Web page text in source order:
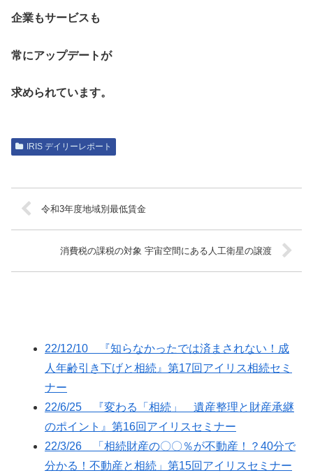
企業もサービスも
常にアップデートが
求められています。
IRIS デイリーレポート
令和3年度地域別最低賃金
消費税の課税の対象 宇宙空間にある人工衛星の譲渡
22/12/10 『知らなかったでは済まされない！成
人年齢引き下げと相続』第17回アイリス相続セミ
ナー
22/6/25 『変わる「相続」 遺産整理と財産承継
のポイント』第16回アイリスセミナー
22/3/26 「相続財産の〇〇％が不動産！？40分で
分かる！不動産と相続」第15回アイリスセミナー